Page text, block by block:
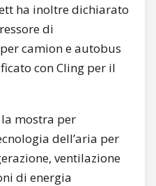
ha inoltre dichiarato
di
camion e autobus
con Cling per il
mostra per
dell’aria per
ventilazione
di energia